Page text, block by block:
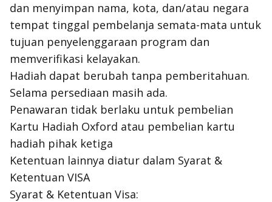
dan menyimpan nama, kota, dan/atau negara
tempat tinggal pembelanja semata-mata untuk
tujuan penyelenggaraan program dan
memverifikasi kelayakan.
Hadiah dapat berubah tanpa pemberitahuan.
Selama persediaan masih ada.
Penawaran tidak berlaku untuk pembelian
Kartu Hadiah Oxford atau pembelian kartu
hadiah pihak ketiga
Ketentuan lainnya diatur dalam Syarat &
Ketentuan VISA
Syarat & Ketentuan Visa: